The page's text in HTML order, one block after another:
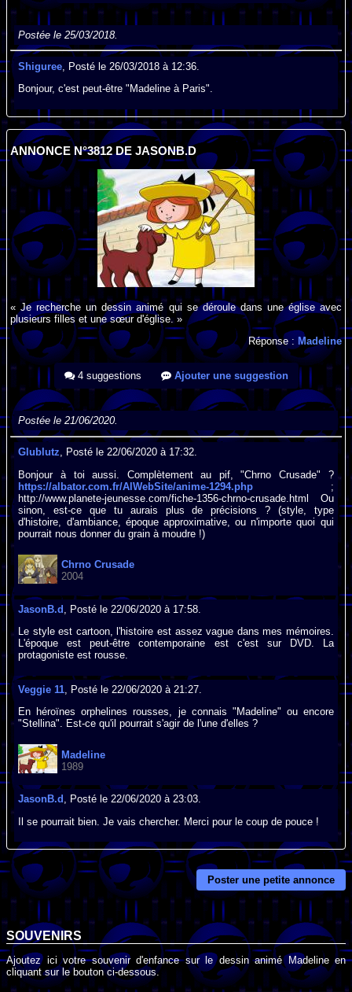
Postée le 25/03/2018.
Shiguree, Posté le 26/03/2018 à 12:36.
Bonjour, c'est peut-être "Madeline à Paris".
ANNONCE N°3812 DE JASONB.D
« Je recherche un dessin animé qui se déroule dans une église avec
plusieurs filles et une sœur d'église. »
Réponse : Madeline
4 suggestions Ajouter une suggestion
Postée le 21/06/2020.
Glublutz, Posté le 22/06/2020 à 17:32.
Bonjour à toi aussi. Complètement au pif, "Chrno Crusade" ?
https://albator.com.fr/AlWebSite/anime-1294.php ;
http://www.planete-jeunesse.com/fiche-1356-chrno-crusade.html Ou
sinon, est-ce que tu aurais plus de précisions ? (style, type
d'histoire, d'ambiance, époque approximative, ou n'importe quoi qui
pourrait nous donner du grain à moudre !)
Chrno Crusade
2004
JasonB.d
, Posté le 22/06/2020 à 17:58.
Le style est cartoon, l'histoire est assez vague dans mes mémoires.
L'époque est peut-être contemporaine est c'est sur DVD. La
protagoniste est rousse.
Veggie 11 , Posté le 22/06/2020 à 21:27.
En héroïnes orphelines rousses, je connais "Madeline" ou encore
"Stellina". Est-ce qu'il pourrait s'agir de l'une d'elles ?
Madeline
1989
JasonB.d , Posté le 22/06/2020 à 23:03.
Il se pourrait bien. Je vais chercher. Merci pour le coup de pouce !
Poster une petite annonce
SOUVENIRS
Ajoutez ici votre souvenir d'enfance sur le dessin animé Madeline en
cliquant sur le bouton ci-dessous.